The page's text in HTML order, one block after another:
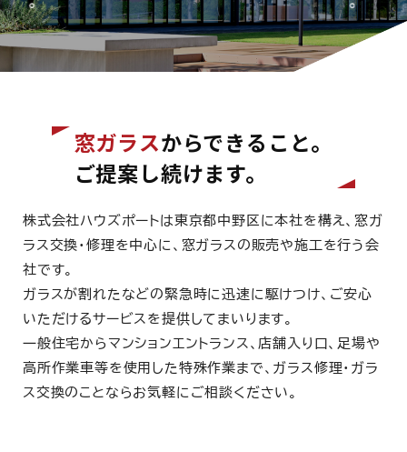
窓ガラスからできること。
ご提案し続けます。
株式会社ハウズポートは東京都中野区に本社を構え、窓ガ
ラス交換・修理を中心に、窓ガラスの販売や施工を行う会
社です。
ガラスが割れたなどの緊急時に迅速に駆けつけ、ご安心
いただけるサービスを提供してまいります。
一般住宅からマンションエントランス、店舗入り口、足場や
高所作業車等を使用した特殊作業まで、ガラス修理・ガラ
ス交換のことならお気軽にご相談ください。